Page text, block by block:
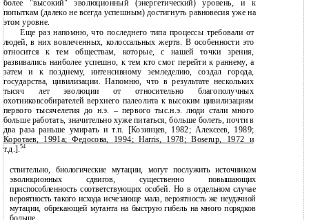
более "высокий" эволюционный (энергетический) уровень, и к
попыткам (далеко не всегда успешным) достигнуть равновесия уже на
этом уровне.
Еще раз напомню, что последнего типа процессы требовали от
людей, в них вовлеченных, колоссальных жертв. В особенности это
относится к тем обществам, которые, с нашей точки зрения,
развивались наиболее успешно, к тем кто смог перейти к раннему, а
затем и к позднему, интенсивному земледелию, создал города,
государства, цивилизации. Напомню, что в результате нескольких
тысяч лет эволюции от относительно благополучных
охотниковсобирателей верхнего палеолита к высоким цивилизациям
первого тысячелетия до н.э. – первого тыс.н.э. люди стали много
больше работать, значительно хуже питаться, больше болеть, почти в
два раза раньше умирать и т.п. [Козинцев, 1982; Алексеев, 1989;
Коротаев, 1991а; Федосова, 1994; Harris, 1978; Boserup, 1972 и
т.д.].54
ствительно, биологические мутации, могут послужить источником
эволюционных сдвигов, существенно повышающих
приспособленность соответствующих особей. Но в отдельном случае
вероятность такого исхода исчезающе мала, вероятность же неудачной
мутации, обрекающей мутанта на быструю гибель на много порядков